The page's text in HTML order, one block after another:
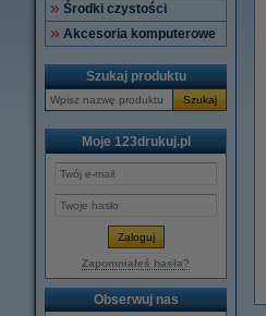
Środki czystości
Akcesoria komputerowe
Szukaj produktu
Szukaj
Moje 123drukuj.pl
Zapomniałeś hasła?
Obserwuj nas